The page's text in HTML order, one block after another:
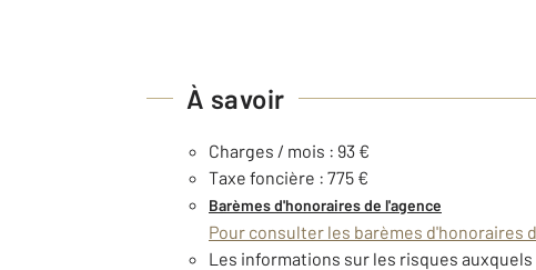
À savoir
Charges / mois : 93 €
Taxe foncière : 775 €
Barèmes d'honoraires de l'agence
Pour consulter les barèmes d'honoraires
Les informations sur les risques